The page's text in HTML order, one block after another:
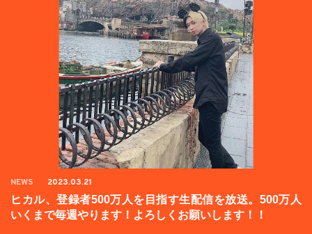
NEWS 2023.03.21
ヒカル、登録者500万人を目指す生配信を放送。500万人
いくまで毎週やります！よろしくお願いします！！